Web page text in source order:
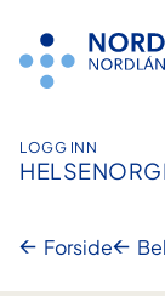
innhold
LOGG INN
Forside